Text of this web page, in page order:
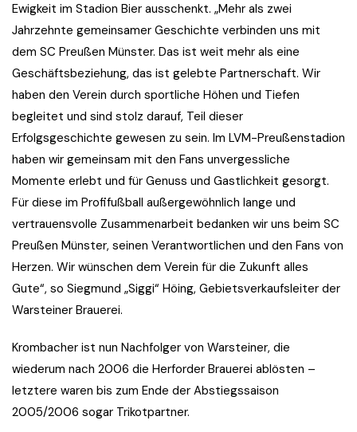
Ewigkeit im Stadion Bier ausschenkt. „Mehr als zwei
Jahrzehnte gemeinsamer Geschichte verbinden uns mit
dem SC Preußen Münster. Das ist weit mehr als eine
Geschäftsbeziehung, das ist gelebte Partnerschaft. Wir
haben den Verein durch sportliche Höhen und Tiefen
begleitet und sind stolz darauf, Teil dieser
Erfolgsgeschichte gewesen zu sein. Im LVM-Preußenstadion
haben wir gemeinsam mit den Fans unvergessliche
Momente erlebt und für Genuss und Gastlichkeit gesorgt.
Für diese im Profifußball außergewöhnlich lange und
vertrauensvolle Zusammenarbeit bedanken wir uns beim SC
Preußen Münster, seinen Verantwortlichen und den Fans von
Herzen. Wir wünschen dem Verein für die Zukunft alles
Gute“, so Siegmund „Siggi“ Höing, Gebietsverkaufsleiter der
Warsteiner Brauerei.
Krombacher ist nun Nachfolger von Warsteiner, die
wiederum nach 2006 die Herforder Brauerei ablösten –
letztere waren bis zum Ende der Abstiegssaison
2005/2006 sogar Trikotpartner.